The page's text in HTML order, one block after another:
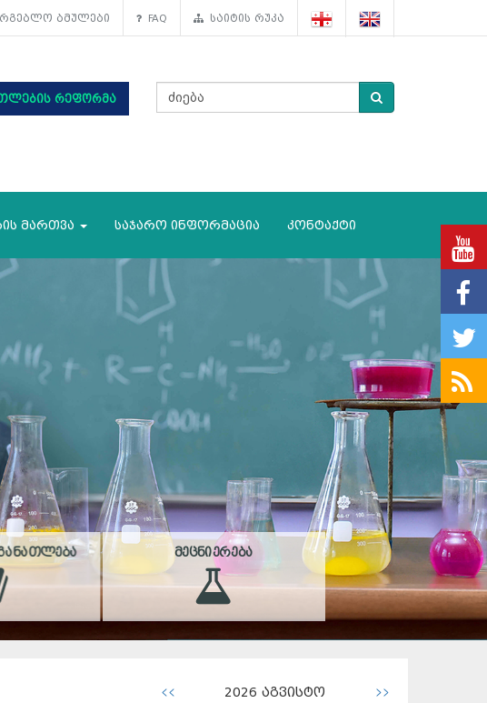
ბმულები FAQ საიტის რუკა
რეფორმა
მართვა საჯარო ინფორმაცია კონტაქტი
ᲛᲔᲪᲜᲘᲔᲠᲔᲑᲐ
<< 2026 აგვისტო >>